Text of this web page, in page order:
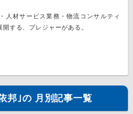
人材サービス業務・物流コンサルティ
する、プレジャーがある。
邦｣の 月別記事一覧